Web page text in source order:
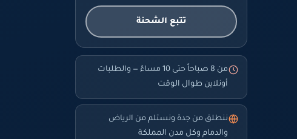
تتبع الشحنة
من 8 صباحاً حتى 10 مساءً — والطلبات
أونلاين طوال الوقت
ننطلق من جدة ونستلم من الرياض
والدمام وكل مدن المملكة